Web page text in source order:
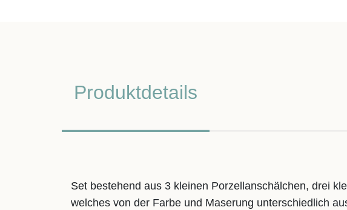
Produktdetails
Set bestehend aus 3 kleinen Porzellanschälchen, drei
welches von der Farbe und Maserung unterschiedlich